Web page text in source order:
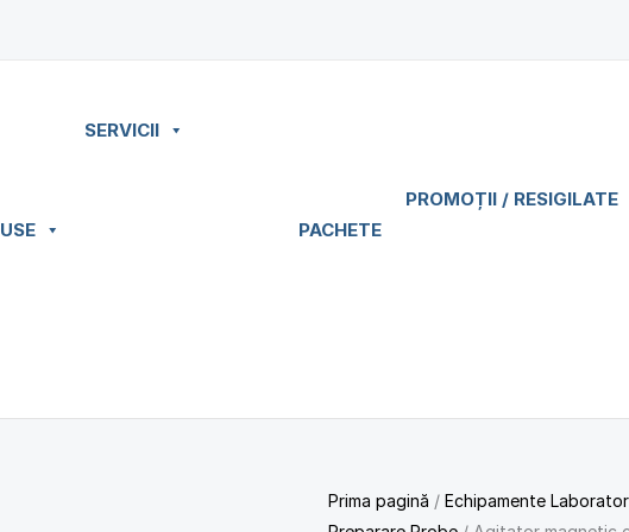
SERVICII
PACHETE
PROMOȚII / RESIGILATE
Prima pagină /Echipamente